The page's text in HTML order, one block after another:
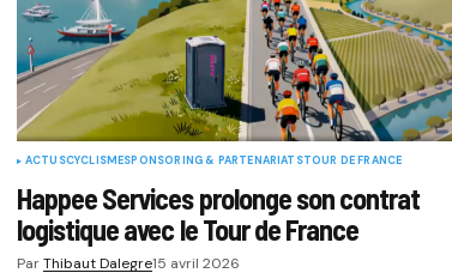
ACTUSCYCLISMESPONSORING & PARTENARIATSTOUR DE FRANCE
Happee Services prolonge son contrat
logistique avec le Tour de France
ParThibaut Dalegre15 avril 2026